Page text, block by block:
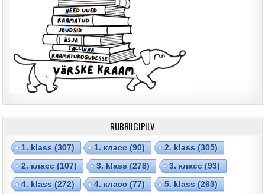
RUBRIIGIPILV
1. klass (307) 1. класс (90) 2. klass (305)
2. класс (107) 3. klass (278) 3. класс (93)
4. klass (272) 4. класс (77) 5. klass (263)